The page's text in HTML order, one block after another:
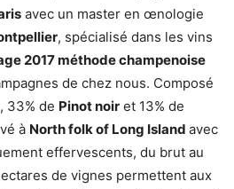
avec un master en œnologie
, spécialisé dans les vins
2017 méthode champenoise
de chez nous. Composé
, 33% de Pinot noir et 13% de
à North folk of Long Island avec
effervescents, du brut au
de vignes permettent aux